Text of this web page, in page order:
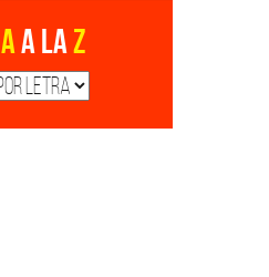
Aa laZ